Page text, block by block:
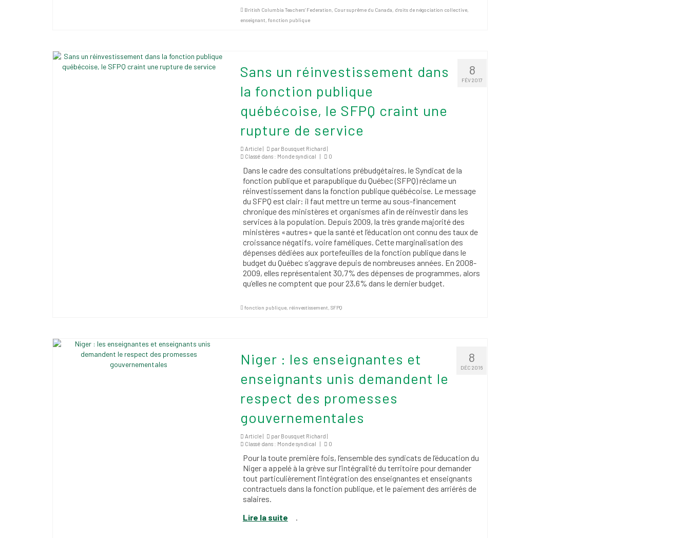
British Columbia Teachers’ Federation, Cour suprême du Canada, droits de négociation collective,
enseignant, fonction publique
8
FÉV 2017
Sans un réinvestissement dans
la fonction publique
québécoise, le SFPQ craint une
rupture de service
Article | par Bousquet Richard |
Classé dans : Monde syndical | 0
Dans le cadre des consultations prébudgétaires, le Syndicat de la
fonction publique et parapublique du Québec (SFPQ) réclame un
réinvestissement dans la fonction publique québécoise. Le message
du SFPQ est clair: il faut mettre un terme au sous-financement
chronique des ministères et organismes afin de réinvestir dans les
services à la population. Depuis 2009, la très grande majorité des
ministères «autres» que la santé et l’éducation ont connu des taux de
croissance négatifs, voire faméliques. Cette marginalisation des
dépenses dédiées aux portefeuilles de la fonction publique dans le
budget du Québec s’aggrave depuis de nombreuses années. En 2008-
2009, elles représentaient 30,7% des dépenses de programmes, alors
qu’elles ne comptent que pour 23,6% dans le dernier budget.
fonction publique, réinvestissement, SFPQ
8
DÉC 2016
Niger : les enseignantes et
enseignants unis demandent le
respect des promesses
gouvernementales
Article | par Bousquet Richard |
Classé dans : Monde syndical | 0
Pour la toute première fois, l’ensemble des syndicats de l’éducation du
Niger a appelé à la grève sur l’intégralité du territoire pour demander
tout particulièrement l’intégration des enseignantes et enseignants
contractuels dans la fonction publique, et le paiement des arriérés de
salaires.
Lire la suite
.